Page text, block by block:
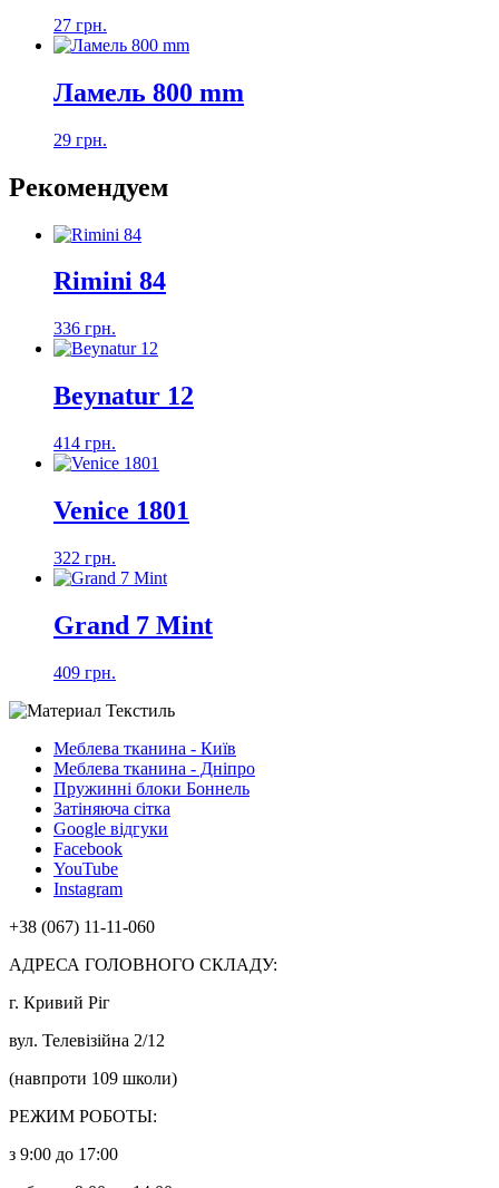
27 грн.
Ламель 800 mm
29 грн.
Рекомендуем
Rimini 84
336 грн.
Beynatur 12
414 грн.
Venice 1801
322 грн.
Grand 7 Mint
409 грн.
Меблева тканина - Київ
Меблева тканина - Дніпро
Пружинні блоки Боннель
Затіняюча сітка
Google відгуки
Facebook
YouTube
Instagram
+38 (067) 11-11-060
АДРЕСА ГОЛОВНОГО СКЛАДУ:
г. Кривий Ріг
вул. Телевізійна 2/12
(навпроти 109 школи)
РЕЖИМ РОБОТЫ:
з 9:00 до 17:00